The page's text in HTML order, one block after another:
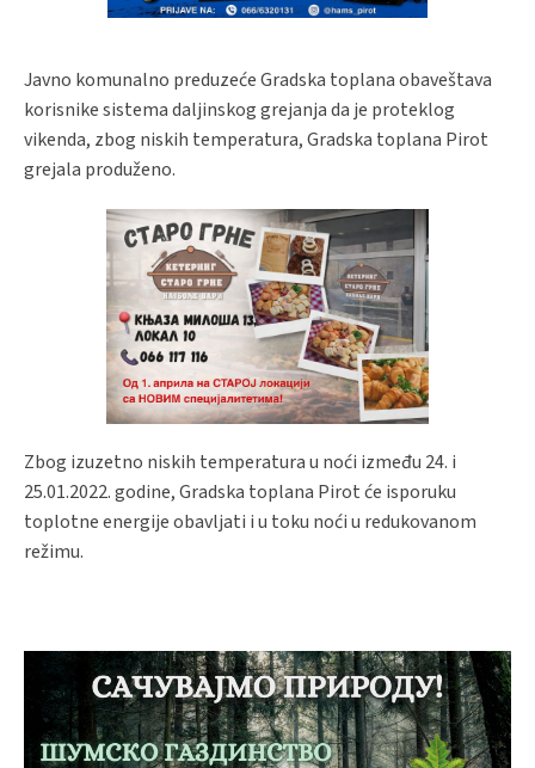
Javno komunalno preduzeće Gradska toplana obaveštava
korisnike sistema daljinskog grejanja da je proteklog
vikenda, zbog niskih temperatura, Gradska toplana Pirot
grejala produženo.
Zbog izuzetno niskih temperatura u noći između 24. i
25.01.2022. godine, Gradska toplana Pirot će isporuku
toplotne energije obavljati i u toku noći u redukovanom
režimu.